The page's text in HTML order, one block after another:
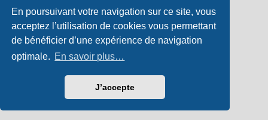
En poursuivant votre navigation sur ce site, vous
acceptez l’utilisation de cookies vous permettant
de bénéficier d’une expérience de navigation
optimale. En savoir plus…
J’accepte